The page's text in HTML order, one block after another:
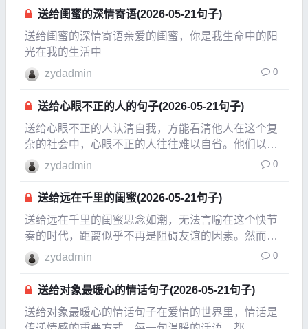
的道路。在无数个困惑与挑战的时刻，是你的鼓励与
送给闺蜜的深情寄语(2026-05-21句子)
送给闺蜜的深情寄语亲爱的闺蜜，你是我生命中的阳
光在我的生活中
zydadmin
0
送给心眼不正的人的句子(2026-05-21句子)
送给心眼不正的人认清自我，方能看清他人在这个复
杂的社会中，心眼不正的人往往难以自省。他们以自
我为中心，无法真正理解他人的感受。这样的心态不
仅限制了他们的视野，也让他们在与他人交往时失去
了信任。认清自我，才能更好地理解周围的世界，这
zydadmin 0
送给远在千里的闺蜜(2026-05-21句子)
送给远在千里的闺蜜思念如潮，无法言喻在这个快节
奏的时代，距离似乎不再是阻碍友谊的因素。然而，
面对远在千里的你，我的思念却如潮水般涌来。每当
夜深人静，我总会想起我们一起度过的那些美好时
光，仿佛你就在我身边，轻声细语，分享生活的点
滴。闺蜜的温暖
zydadmin 0
送给对象最暖心的情话句子(2026-05-21句子)
送给对象最暖心的情话句子在爱情的世界里，情话是